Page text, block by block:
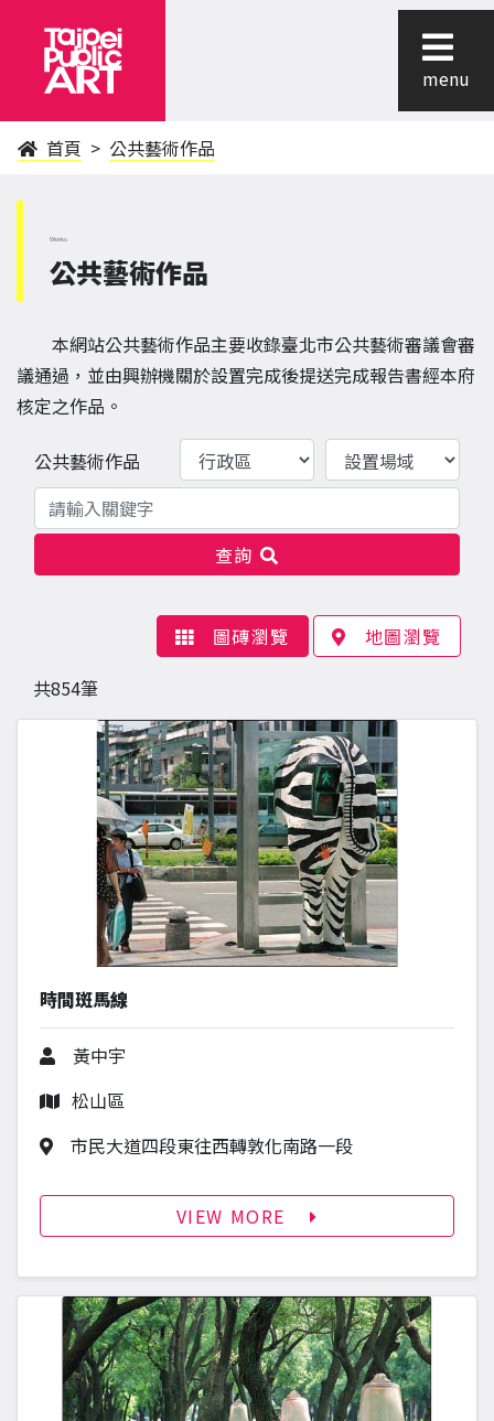
menu
首頁 公共藝術作品
Works
公共藝術作品
本網站公共藝術作品主要收錄臺北市公共藝術審議會審
議通過，並由興辦機關於設置完成後提送完成報告書經本府
核定之作品。
公共藝術作品 行政區
設置場域
關鍵字
查詢
圖磚瀏覽
地圖瀏覽
共854筆
時間斑馬線
作者
黃中宇
行政區
松山區
作品地址
市民大道四段東往西轉敦化南路一段
VIEW MORE